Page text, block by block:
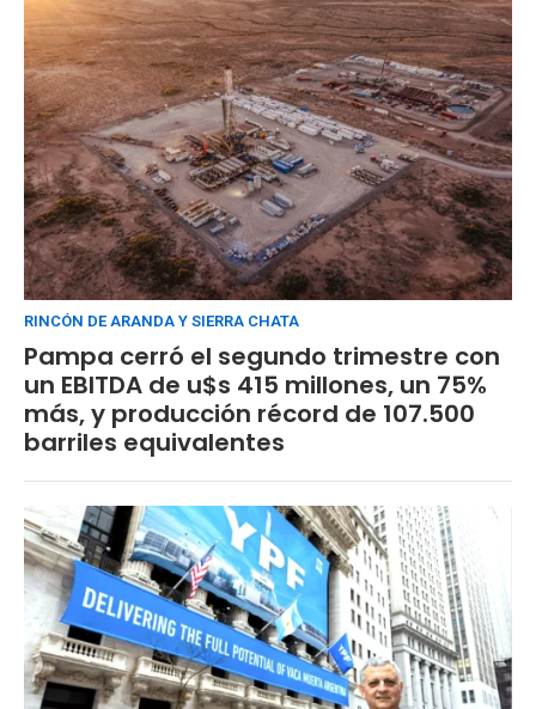
RINCÓN DE ARANDA Y SIERRA CHATA
Pampa cerró el segundo trimestre con
un EBITDA de u$s 415 millones, un 75%
más, y producción récord de 107.500
barriles equivalentes